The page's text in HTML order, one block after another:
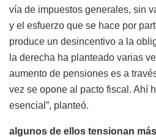
vía de impuestos generales, sin
y el esfuerzo que se hace por
produce un desincentivo a la
la derecha ha planteado varias
aumento de pensiones es a
vez se opone al pacto fiscal. Ahí
esencial”, planteó.
algunos de ellos tensionan